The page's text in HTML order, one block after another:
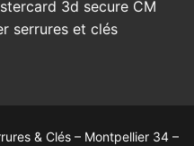
& Clés – Montpellier 34 –